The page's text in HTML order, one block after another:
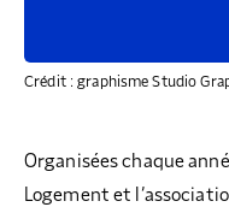
Crédit : graphisme Studio
Organisées chaque
Logement et